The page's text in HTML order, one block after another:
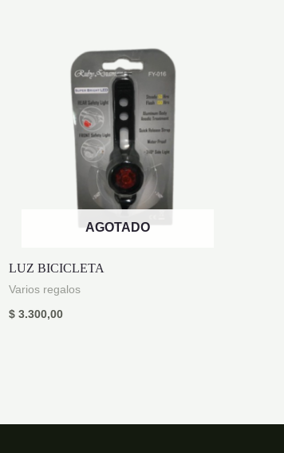
AGOTADO
LUZ BICICLETA
Varios regalos
$ 3.300,00